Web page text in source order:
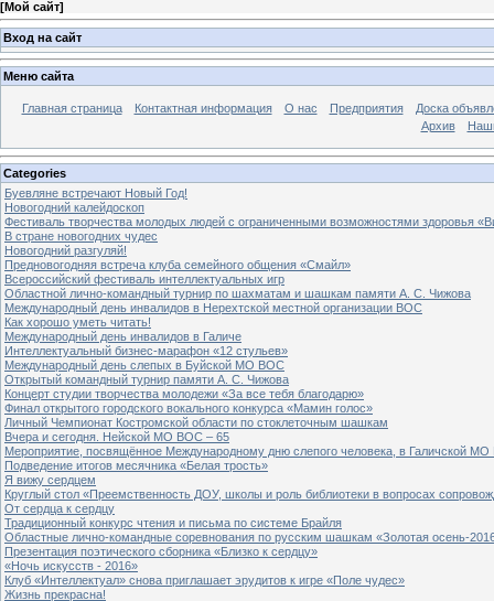
[Мой сайт]
Вход на сайт
Меню сайта
Главная страница Контактная информация О нас Предприятия
Доска
Архив
Categories
Буевляне встречают Новый Год!
Новогодний калейдоскоп
Фестиваль творчества молодых людей с ограниченными возможностями здоровья
В стране новогодних чудес
Новогодний разгуляй!
Предновогодняя встреча клуба семейного общения «Смайл»
Всероссийский фестиваль интеллектуальных игр
Областной лично-командный турнир по шахматам и шашкам памяти А. С. Чижова
Международный день инвалидов в Нерехтской местной организации ВОС
Как хорошо уметь читать!
Международный день инвалидов в Галиче
Интеллектуальный бизнес-марафон «12 стульев»
Международный день слепых в Буйской МО ВОС
Открытый командный турнир памяти А. С. Чижова
Концерт студии творчества молодежи «За все тебя благодарю»
Финал открытого городского вокального конкурса «Мамин голос»
Личный Чемпионат Костромской области по стоклеточным шашкам
Вчера и сегодня. Нейской МО ВОС – 65
Мероприятие, посвящённое Международному дню слепого человека, в Галичской
Подведение итогов месячника «Белая трость»
Я вижу сердцем
Круглый стол «Преемственность ДОУ, школы и роль библиотеки в вопросах
От сердца к сердцу
Традиционный конкурс чтения и письма по системе Брайля
Областные лично-командные соревнования по русским шашкам «Золотая осень-
Презентация поэтического сборника «Близко к сердцу»
«Ночь искусств - 2016»
Клуб «Интеллектуал» снова приглашает эрудитов к игре «Поле чудес»
Жизнь прекрасна!